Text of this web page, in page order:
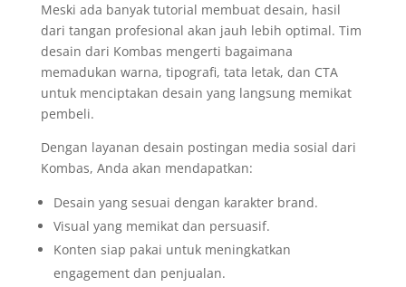
Meski ada banyak tutorial membuat desain, hasil
dari tangan profesional akan jauh lebih optimal. Tim
desain dari Kombas mengerti bagaimana
memadukan warna, tipografi, tata letak, dan CTA
untuk menciptakan desain yang langsung memikat
pembeli.
Dengan layanan desain postingan media sosial dari
Kombas, Anda akan mendapatkan:
Desain yang sesuai dengan karakter brand.
Visual yang memikat dan persuasif.
Konten siap pakai untuk meningkatkan
engagement dan penjualan.